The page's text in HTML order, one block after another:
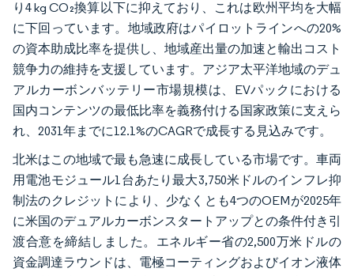
り4 kg CO₂換算以下に抑えており、これは欧州平均を大幅
に下回っています。地域政府はパイロットラインへの20%
の資本助成比率を提供し、地域産出量の加速と輸出コスト
競争力の維持を支援しています。アジア太平洋地域のデュ
アルカーボンバッテリー市場規模は、EVパックにおける
国内コンテンツの最低比率を義務付ける国家政策に支えら
れ、2031年までに12.1%のCAGRで成長する見込みです。
北米はこの地域で最も急速に成長している市場です。車両
用電池モジュール1台あたり最大3,750米ドルのインフレ抑
制法のクレジットにより、少なくとも4つのOEMが2025年
に米国のデュアルカーボンスタートアップとの条件付き引
渡合意を締結しました。エネルギー省の2,500万米ドルの
資金調達ラウンドは、電極コーティングおよびイオン液体